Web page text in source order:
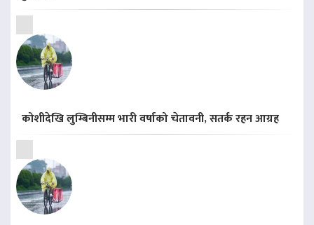
कोशीदेखि लुम्बिनीसम्म भारी वर्षाको चेतावनी, सतर्क रहन आग्रह